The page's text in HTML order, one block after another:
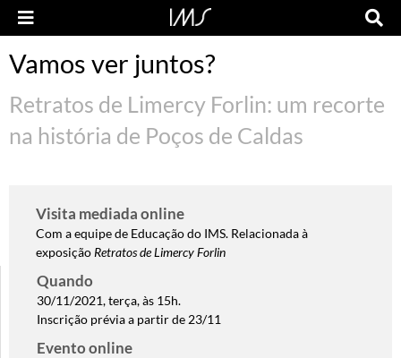
Vamos ver juntos?
Retratos de Limercy Forlin: um recorte
na história de Poços de Caldas
Visita mediada online
Com a equipe de Educação do IMS. Relacionada à
exposição Retratos de Limercy Forlin
Quando
30/11/2021, terça, às 15h.
Inscrição prévia a partir de 23/11
Evento online